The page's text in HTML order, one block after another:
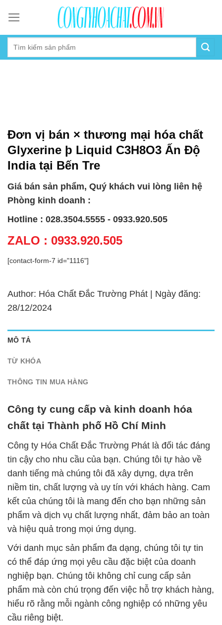
content
Đơn vị bán × thương mại hóa chất
Glyxerine þ Liquid C3H8O3 Ấn Độ
India tại Bến Tre
Giá bán sản phẩm, Quý khách vui lòng liên hệ
Phòng kinh doanh :
Hotline : 028.3504.5555 - 0933.920.505
ZALO : 0933.920.505
[contact-form-7 id="1116"]
Author: Hóa Chất Đắc Trường Phát | Ngày đăng:
28/12/2024
MÔ TẢ
TỪ KHÓA
THÔNG TIN MUA HÀNG
Công ty cung cấp và kinh doanh hóa
chất tại Thành phố Hồ Chí Minh
Công ty Hóa Chất Đắc Trường Phát là đối tác đáng
tin cậy cho nhu cầu của bạn. Chúng tôi tự hào về
danh tiếng mà chúng tôi đã xây dựng, dựa trên
niềm tin, chất lượng và uy tín với khách hàng. Cam
kết của chúng tôi là mang đến cho bạn những sản
phẩm và dịch vụ chất lượng nhất, đảm bảo an toàn
và hiệu quả trong mọi ứng dụng.
Với danh mục sản phẩm đa dạng, chúng tôi tự tin
có thể đáp ứng mọi yêu cầu đặc biệt của doanh
nghiệp bạn. Chúng tôi không chỉ cung cấp sản
phẩm mà còn chú trọng đến việc hỗ trợ khách hàng,
hiểu rõ rằng mỗi ngành công nghiệp có những yêu
cầu riêng biệt.